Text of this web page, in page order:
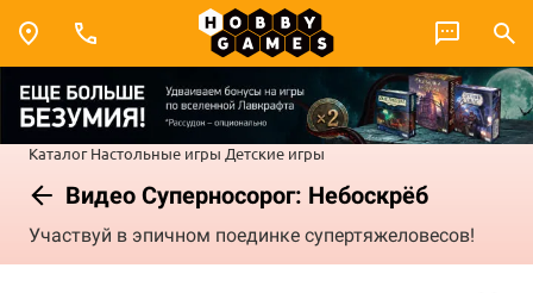
Каталог Настольные игры Детские игры
Видео Суперносорог: Небоскрёб
Участвуй в эпичном поединке супертяжеловесов!